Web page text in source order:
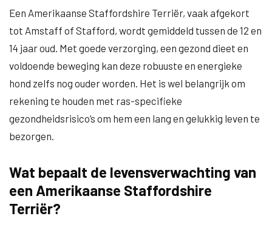
Een Amerikaanse Staffordshire Terriër, vaak afgekort
tot Amstaff of Stafford, wordt gemiddeld tussen de 12 en
14 jaar oud. Met goede verzorging, een gezond dieet en
voldoende beweging kan deze robuuste en energieke
hond zelfs nog ouder worden. Het is wel belangrijk om
rekening te houden met ras-specifieke
gezondheidsrisico’s om hem een lang en gelukkig leven te
bezorgen.
Wat bepaalt de levensverwachting van
een Amerikaanse Staffordshire
Terriër?